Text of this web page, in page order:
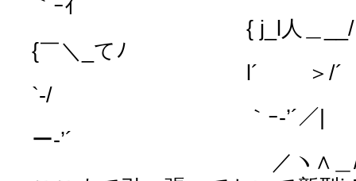
｀ｰｲ
{ j_l人＿__/ /
{￣＼_てﾉ
l´ ＞/´ ＼__/
`‐/
｀ｰ‐’´／|
ー‐’´
／ヽ∧＿/